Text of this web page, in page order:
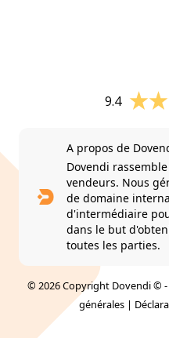
9.4
A propos de
Dovendi
vendeurs. Nous
de domaine
d'intermédiaire
dans le but
toutes les parties.
© 2026 Copyright Dovendi ©
générales |